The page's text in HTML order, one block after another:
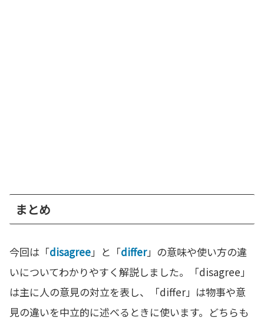
まとめ
今回は「disagree」と「differ」の意味や使い方の違
いについてわかりやすく解説しました。「disagree」
は主に人の意見の対立を表し、「differ」は物事や意
見の違いを中立的に述べるときに使います。どちらも